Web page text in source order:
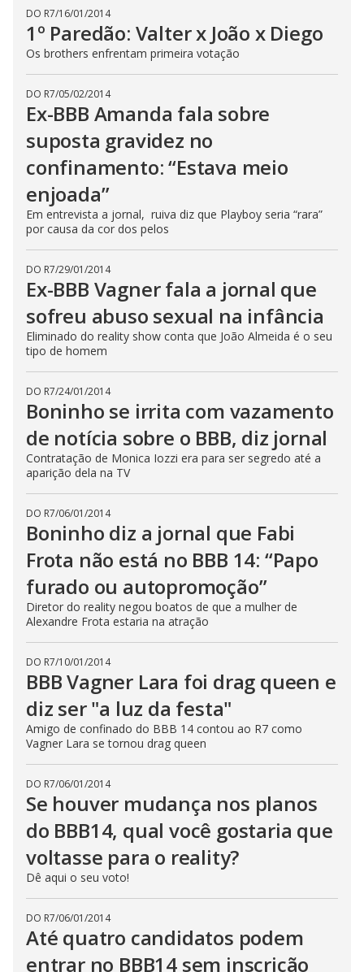
DO R7/16/01/2014
1º Paredão: Valter x João x Diego
Os brothers enfrentam primeira votação
DO R7/05/02/2014
Ex-BBB Amanda fala sobre
suposta gravidez no
confinamento: “Estava meio
enjoada”
Em entrevista a jornal, ruiva diz que Playboy seria “rara”
por causa da cor dos pelos
DO R7/29/01/2014
Ex-BBB Vagner fala a jornal que
sofreu abuso sexual na infância
Eliminado do reality show conta que João Almeida é o seu
tipo de homem
DO R7/24/01/2014
Boninho se irrita com vazamento
de notícia sobre o BBB, diz jornal
Contratação de Monica Iozzi era para ser segredo até a
aparição dela na TV
DO R7/06/01/2014
Boninho diz a jornal que Fabi
Frota não está no BBB 14: “Papo
furado ou autopromoção”
Diretor do reality negou boatos de que a mulher de
Alexandre Frota estaria na atração
DO R7/10/01/2014
BBB Vagner Lara foi drag queen e
diz ser "a luz da festa"
Amigo de confinado do BBB 14 contou ao R7 como
Vagner Lara se tornou drag queen
DO R7/06/01/2014
Se houver mudança nos planos
do BBB14, qual você gostaria que
voltasse para o reality?
Dê aqui o seu voto!
DO R7/06/01/2014
Até quatro candidatos podem
entrar no BBB14 sem inscrição